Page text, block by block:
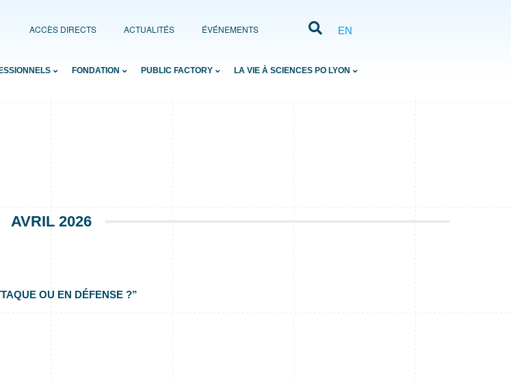
ACCÈS DIRECTS ACTUALITÉS ÉVÉNEMENTS EN
FONDATION PUBLIC FACTORY LA VIE À SCIENCES PO LYON
AVRIL 2026
OU EN DÉFENSE ?”